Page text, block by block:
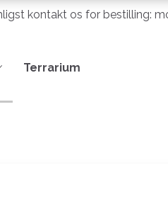
kontakt os for bestilling:
Terrarium